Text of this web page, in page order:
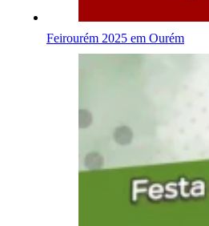
Feirourém 2025 em Ourém